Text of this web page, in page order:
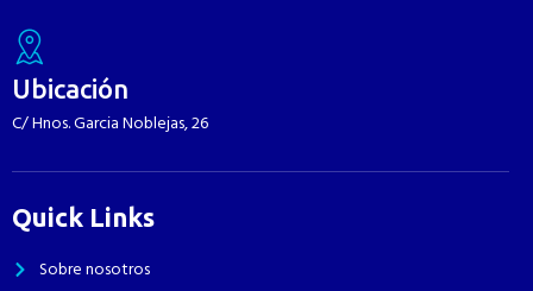
Ubicación
C/ Hnos. Garcia Noblejas, 26
Quick Links
Sobre nosotros